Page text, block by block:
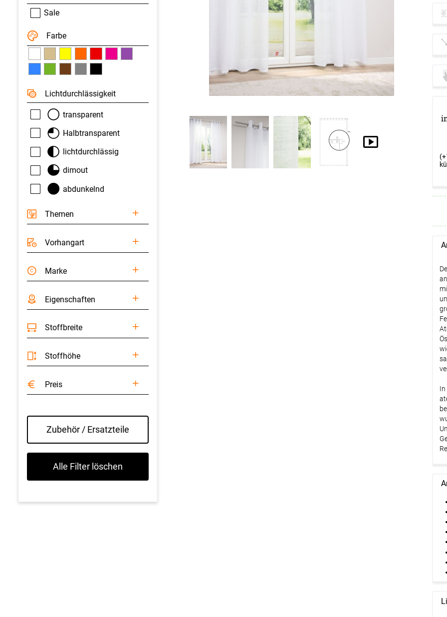
Sale
Farbe
Licht­durchlässigkeit
transparent
Halbtransparent
lichtdurchlässig
dimout
abdunkelnd
Themen
Vorhangart
Marke
Eigenschaften
Stoffbreite
Stoffhöhe
Preis
Zubehör / Ersatzteile
Alle Filter löschen
In